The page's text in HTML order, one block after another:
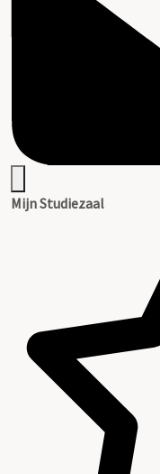
Mijn Studiezaal